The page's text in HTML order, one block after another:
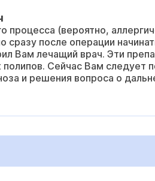
процесса (вероятно,
после операции
Вам лечащий врач. Эти
Сейчас Вам следует
и решения вопроса о